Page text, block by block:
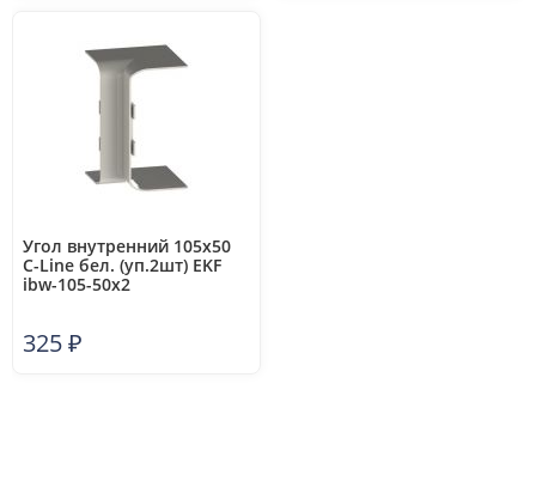
Угол внутренний 105х50
C-Line бел. (уп.2шт) EKF
ibw-105-50x2
325₽